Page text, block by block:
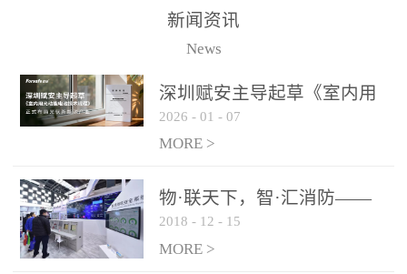
火灾隐患多。一旦发生火
传统的火灾关测器无法被
及时缺发，不能及早发现
和有效扑救火火，这不仅
力和闲难，同时也将造成
巨大的经济损失和社会影
响，基至还会造成人员伤
亡。图像型火灾探测器正
警领域三十多年技术积累
和工程实践的结晶。
新闻资讯
News
深圳赋安主导起草《室内用
光动能电池技术规程》 正式
布局光伏新能源产业
2026 - 01 - 07
MORE >
物·联天下，智·汇消防——
赋安F&S 2018上海消防展圆
满落幕
2018 - 12 - 15
MORE >